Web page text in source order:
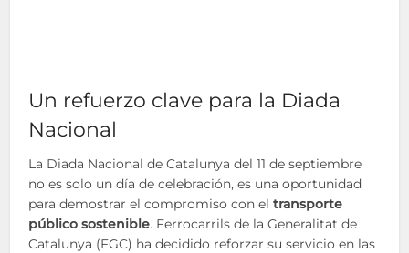
Un refuerzo clave para la Diada
Nacional
La Diada Nacional de Catalunya del 11 de septiembre
no es solo un día de celebración, es una oportunidad
para demostrar el compromiso con eltransporte
público sostenible. Ferrocarrils de la Generalitat de
Catalunya (FGC) ha decidido reforzar su servicio en las